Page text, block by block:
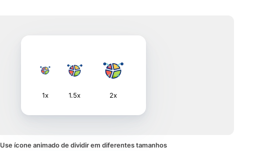
1x 1.5x 2x
Use ícone animado de dividir em diferentes tamanhos